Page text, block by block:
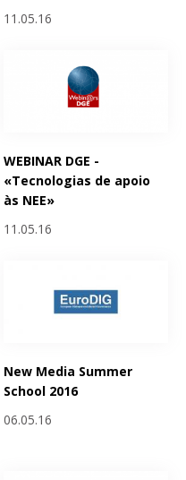
11.05.16
WEBINAR DGE -
«Tecnologias de apoio
às NEE»
11.05.16
New Media Summer
School 2016
06.05.16